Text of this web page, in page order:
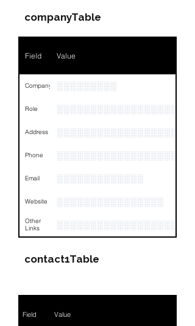
companyTable
Field Value
Company ░░░░░░░░░
Role
Address
Phone
Email ░░░░░░░░░░░░░
Website ░░░░░░░░░░░░░░░░
Other
Links
contact1Table
Field Value